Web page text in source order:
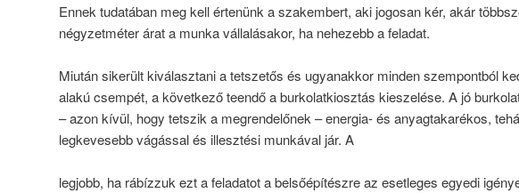
Ennek tudatában meg kell értenünk a szakembert, aki jogosan kér, akár
négyzetméter árat a munka vállalásakor, ha nehezebb a feladat.
Miután sikerült kiválasztani a tetszetős és ugyanakkor minden szempontból
alakú csempét, a következő teendő a burkolatkiosztás kieszelése. A jó
– azon kívül, hogy tetszik a megrendelőnek – energia- és anyagtakarékos,
legkevesebb vágással és illesztési munkával jár. A
legjobb, ha rábízzuk ezt a feladatot a belsőépítészre az esetleges egyedi